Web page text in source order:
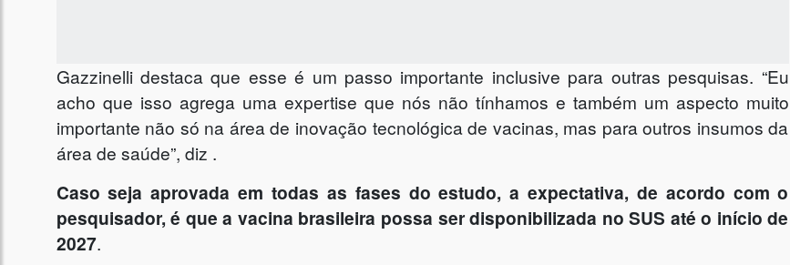
Gazzinelli destaca que esse é um passo importante inclusive para outras pesquisas. “Eu
acho que isso agrega uma expertise que nós não tínhamos e também um aspecto muito
importante não só na área de inovação tecnológica de vacinas, mas para outros insumos da
área de saúde”, diz .
Caso seja aprovada em todas as fases do estudo, a expectativa, de acordo com o
pesquisador, é que a vacina brasileira possa ser disponibilizada no SUS até o início de
2027.